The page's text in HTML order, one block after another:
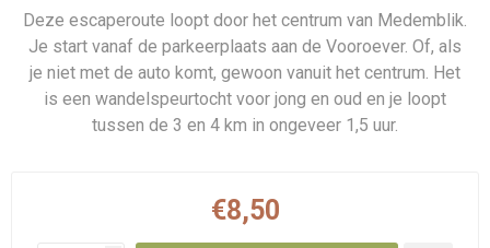
Deze escaperoute loopt door het centrum van Medemblik.
Je start vanaf de parkeerplaats aan de Vooroever. Of, als
je niet met de auto komt, gewoon vanuit het centrum. Het
is een wandelspeurtocht voor jong en oud en je loopt
tussen de 3 en 4 km in ongeveer 1,5 uur.
€8,50